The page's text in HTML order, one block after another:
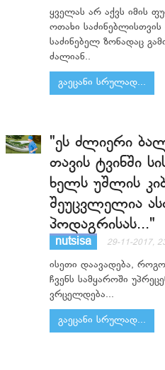
ყველას არ აქვს იმის
ოთახი
საძინებელ ზონადაც
ძალიან..
გაეცანი სრულად...
"ეს ძლიერი
თავის ტვინში
ხელს უშლის
შეუცვლელია
პოდაგრისას..."
nutsisa 29-11-2017,
ისეთი დაავადება,
ჩვენს სამყაროში
ვრცელდება...
გაეცანი სრულად...